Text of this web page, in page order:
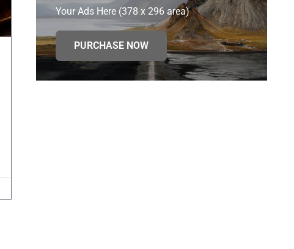
Your Ads Here (378 x 296 area)
PURCHASE NOW